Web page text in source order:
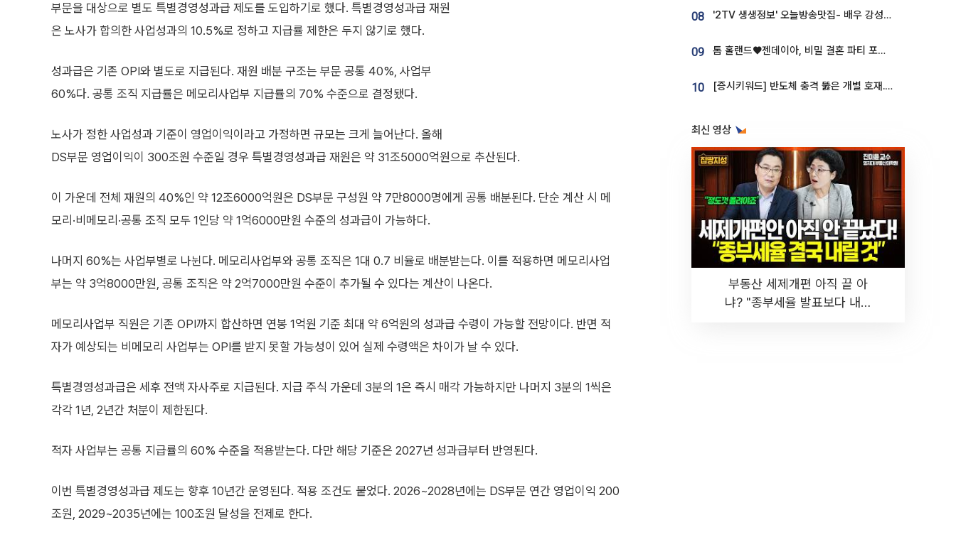
부문을 대상으로 별도 특별경영성과급 제도를 도입하기로 했다. 특별경영성과급 재원
은 노사가 합의한 사업성과의 10.5%로 정하고 지급률 제한은 두지 않기로 했다.
성과급은 기존 OPI와 별도로 지급된다. 재원 배분 구조는 부문 공통 40%, 사업부
60%다. 공통 조직 지급률은 메모리사업부 지급률의 70% 수준으로 결정됐다.
노사가 정한 사업성과 기준이 영업이익이라고 가정하면 규모는 크게 늘어난다. 올해
DS부문 영업이익이 300조원 수준일 경우 특별경영성과급 재원은 약 31조5000억원으로 추산된다.
이 가운데 전체 재원의 40%인 약 12조6000억원은 DS부문 구성원 약 7만8000명에게 공통 배분된다. 단순 계산 시 메
모리·비메모리·공통 조직 모두 1인당 약 1억6000만원 수준의 성과급이 가능하다.
나머지 60%는 사업부별로 나뉜다. 메모리사업부와 공통 조직은 1대 0.7 비율로 배분받는다. 이를 적용하면 메모리사업
부는 약 3억8000만원, 공통 조직은 약 2억7000만원 수준이 추가될 수 있다는 계산이 나온다.
메모리사업부 직원은 기존 OPI까지 합산하면 연봉 1억원 기준 최대 약 6억원의 성과급 수령이 가능할 전망이다. 반면 적
자가 예상되는 비메모리 사업부는 OPI를 받지 못할 가능성이 있어 실제 수령액은 차이가 날 수 있다.
특별경영성과급은 세후 전액 자사주로 지급된다. 지급 주식 가운데 3분의 1은 즉시 매각 가능하지만 나머지 3분의 1씩은
각각 1년, 2년간 처분이 제한된다.
적자 사업부는 공통 지급률의 60% 수준을 적용받는다. 다만 해당 기준은 2027년 성과급부터 반영된다.
이번 특별경영성과급 제도는 향후 10년간 운영된다. 적용 조건도 붙었다. 2026~2028년에는 DS부문 연간 영업이익 200
조원, 2029~2035년에는 100조원 달성을 전제로 한다.
08 '2TV 생생정보' 오늘방송맛집- 배우 강성진 단골! 쌀국수ㆍ푸팟퐁 커리 맛집 '블○○○'
09 톰 홀랜드♥젠데이아, 비밀 결혼 파티 포착⋯호텔 대관비만 9억
10 [증시키워드] 반도체 충격 뚫은 개별 호재...포스코퓨처엠·에코프로·한화솔루션 '눈길'
최신 영상
부동산 세제개편 아직 끝 아
냐? "종부세율 발표보다 내릴